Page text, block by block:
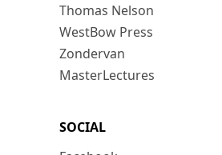
Thomas Nelson
WestBow Press
Zondervan
MasterLectures
SOCIAL